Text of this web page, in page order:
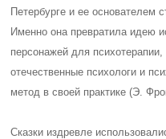
Петербурге и ее основателем
Именно она превратила идею
персонажей для
отечественные психологи и
метод в своей практике (Э.
Сказки издревле